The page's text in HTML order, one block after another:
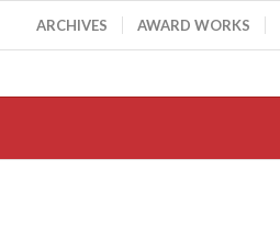
ARCHIVES AWARD WORKS